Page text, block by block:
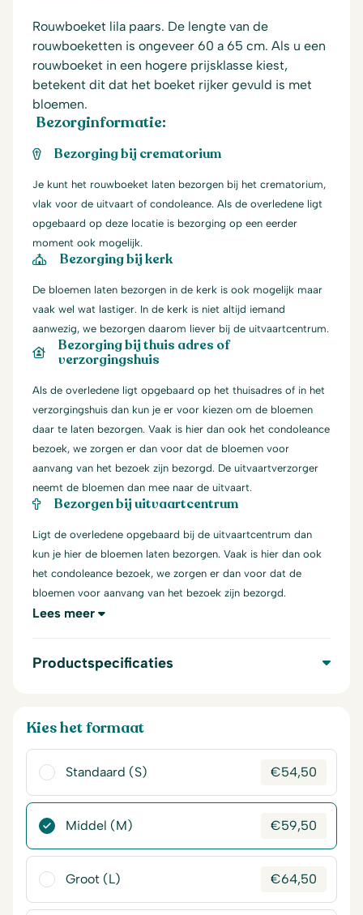
Rouwboeket lila paars. De lengte van de
rouwboeketten is ongeveer 60 a 65 cm. Als u een
rouwboeket in een hogere prijsklasse kiest,
betekent dit dat het boeket rijker gevuld is met
bloemen.
Bezorginformatie:
Bezorging bij crematorium
Je kunt het rouwboeket laten bezorgen bij het crematorium,
vlak voor de uitvaart of condoleance. Als de overledene ligt
opgebaard op deze locatie is bezorging op een eerder
moment ook mogelijk.
Bezorging bij kerk
De bloemen laten bezorgen in de kerk is ook mogelijk maar
vaak wel wat lastiger. In de kerk is niet altijd iemand
aanwezig, we bezorgen daarom liever bij de uitvaartcentrum.
Bezorging bij thuis adres of
verzorgingshuis
Als de overledene ligt opgebaard op het thuisadres of in het
verzorgingshuis dan kun je er voor kiezen om de bloemen
daar te laten bezorgen. Vaak is hier dan ook het condoleance
bezoek, we zorgen er dan voor dat de bloemen voor
aanvang van het bezoek zijn bezorgd. De uitvaartverzorger
neemt de bloemen dan mee naar de uitvaart.
Bezorgen bij uitvaartcentrum
Ligt de overledene opgebaard bij de uitvaartcentrum dan
kun je hier de bloemen laten bezorgen. Vaak is hier dan ook
het condoleance bezoek, we zorgen er dan voor dat de
bloemen voor aanvang van het bezoek zijn bezorgd.
Lees meer
Productspecificaties
Kies het formaat
Standaard (S) €54,50
Middel (M) €59,50
Groot (L) €64,50